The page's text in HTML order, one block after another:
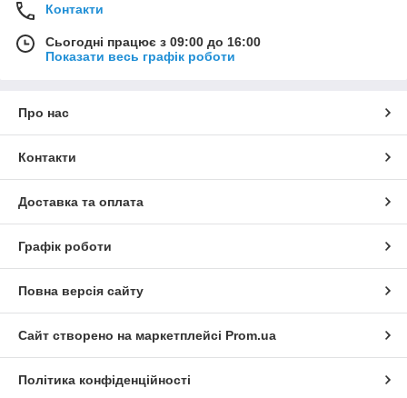
Контакти
Сьогодні працює з 09:00 до 16:00
Показати весь графік роботи
Про нас
Контакти
Доставка та оплата
Графік роботи
Повна версія сайту
Сайт створено на маркетплейсі Prom.ua
Політика конфіденційності